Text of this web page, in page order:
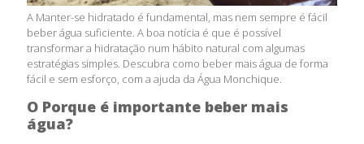
A Manter-se hidratado é fundamental, mas nem sempre é fácil
beber água suficiente. A boa notícia é que é possível
transformar a hidratação num hábito natural com algumas
estratégias simples. Descubra como beber mais água de forma
fácil e sem esforço, com a ajuda da Água Monchique.
O Porque é importante beber mais
água?